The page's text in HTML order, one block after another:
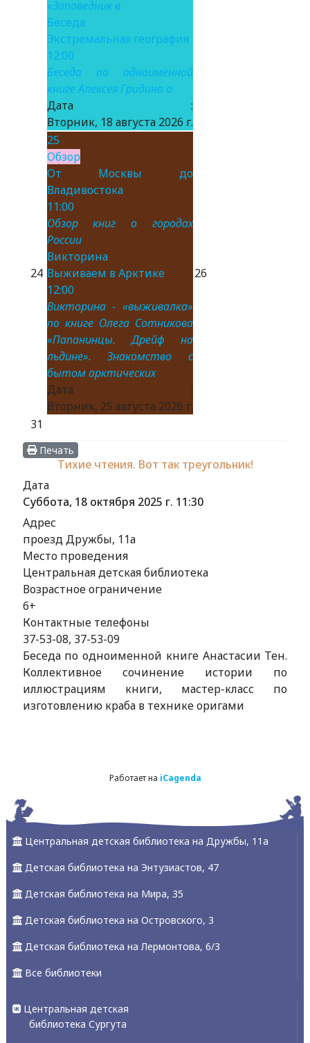
«Заповедник в
Беседа
Экстремальная география
12:00
Беседа по одноимённой
книге Алексея Гридина о
Дата :
Вторник, 18 августа 2026 г.
24
25
Обзор
От Москвы до
Владивостока
11:00
Обзор книг о городах
России
Викторина
Выживаем в Арктике
12:00
Викторина - «выживалка»
по книге Олега Сотникова
«Папанинцы. Дрейф на
льдине». Знакомство с
бытом арктических
Дата :
Вторник, 25 августа 2026 г.
26
31
Печать
Тихие чтения. Вот так треугольник!
Дата
Суббота, 18 октября 2025 г. 11:30
Адрес
проезд Дружбы, 11а
Место проведения
Центральная детская библиотека
Возрастное ограничение
6+
Контактные телефоны
37-53-08, 37-53-09
Беседа по одноименной книге Анастасии Тен.
Коллективное сочинение истории по
иллюстрациям книги, мастер-класс по
изготовлению краба в технике оригами
Работает на iCagenda
Центральная детская библиотека на Дружбы, 11а
Детская библиотека на Энтузиастов, 47
Детская библиотека на Мира, 35
Детская библиотека на Островского, 3
Детская библиотека на Лермонтова, 6/3
Все библиотеки
Центральная детская
библиотека Сургута